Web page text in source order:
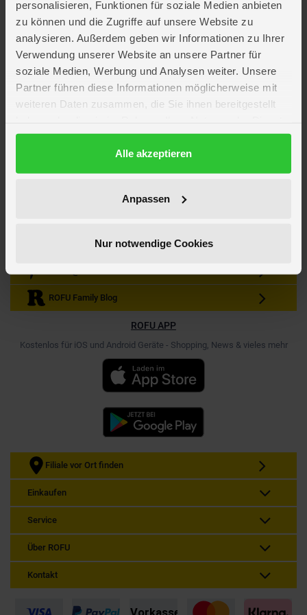
personalisieren, Funktionen für soziale Medien anbieten
zu können und die Zugriffe auf unsere Website zu
analysieren. Außerdem geben wir Informationen zu Ihrer
Verwendung unserer Website an unsere Partner für
soziale Medien, Werbung und Analysen weiter. Unsere
Partner führen diese Informationen möglicherweise mit
weiteren Daten zusammen, die Sie ihnen bereitgestellt
gesammelt haben.
DatenschutzerklärungAlle akzeptieren
Anpassen
Nur notwendige Cookies
Kein Angebot mehr verpassen
Zum Newsletter anmelden & Vorteile sichern
Anmelden
Gutscheine & Gewinnspiele
Neuheiten, Trends & Angebote
Werde unser Fan auf Facebook
ROFU Family Blog
ROFU APP
Kostenlos für iOS und Android Geräte - Shopping, News & vieles mehr
Filiale vor Ort finden
Einkaufen
Service
Über ROFU
Kontakt